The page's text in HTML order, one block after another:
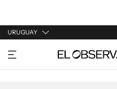
URUGUAY
URUGUAY
ARGENTINA